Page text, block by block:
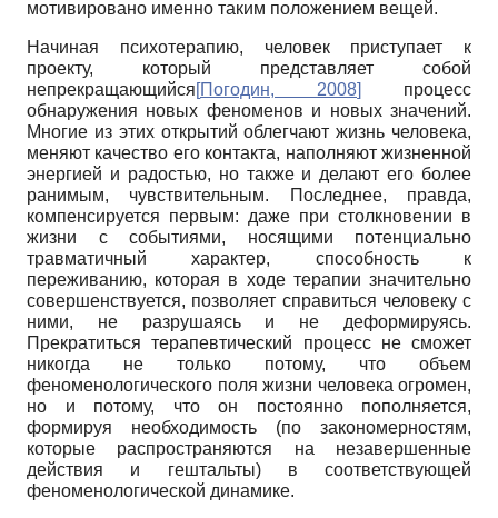
мотивировано именно таким положением вещей.
Начиная психотерапию, человек приступает к
проекту, который представляет собой
непрекращающийся[Погодин, 2008]
процесс
обнаружения новых феноменов и новых значений.
Многие из этих открытий облегчают жизнь человека,
меняют качество его контакта, наполняют жизненной
энергией и радостью, но также и делают его более
ранимым, чувствительным. Последнее, правда,
компенсируется первым: даже при столкновении в
жизни с событиями, носящими потенциально
травматичный характер, способность к
переживанию, которая в ходе терапии значительно
совершенствуется, позволяет справиться человеку с
ними, не разрушаясь и не деформируясь.
Прекратиться терапевтический процесс не сможет
никогда не только потому, что объем
феноменологического поля жизни человека огромен,
но и потому, что он постоянно пополняется,
формируя необходимость (по закономерностям,
которые распространяются на незавершенные
действия и гештальты) в соответствующей
феноменологической динамике.